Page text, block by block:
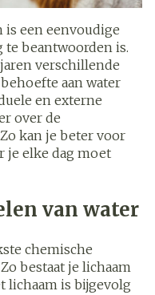
een eenvoudige
te beantwoorden is.
verschillende
aan water
en externe
over de
kan je beter voor
je elke dag moet
van water
chemische
bestaat je lichaam
lichaam is bijgevolg